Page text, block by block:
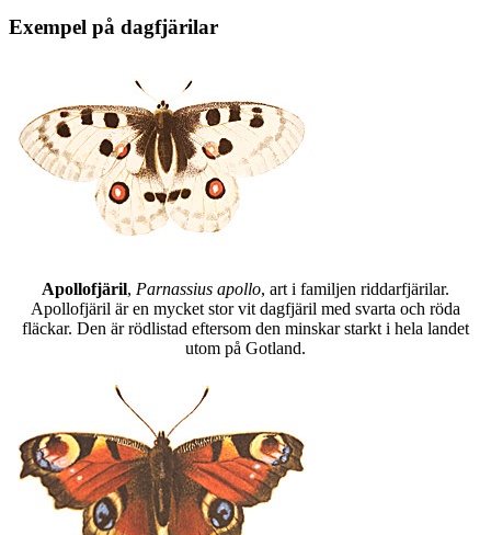
Exempel på dagfjärilar
Apollofjäril, Parnassius apollo, art i familjen riddarfjärilar.
Apollofjäril är en mycket stor vit dagfjäril med svarta och röda
fläckar. Den är rödlistad eftersom den minskar starkt i hela landet
utom på Gotland.